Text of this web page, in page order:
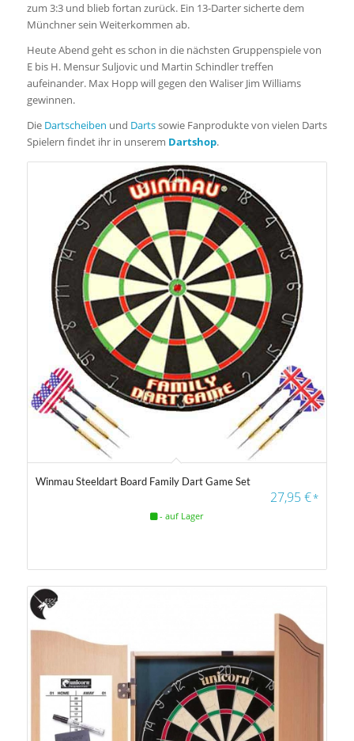
zum 3:3 und blieb fortan zurück. Ein 13-Darter sicherte dem
Münchner sein Weiterkommen ab.
Heute Abend geht es schon in die nächsten Gruppenspiele von
E bis H. Mensur Suljovic und Martin Schindler treffen
aufeinander. Max Hopp will gegen den Waliser Jim Williams
gewinnen.
Die Dartscheiben und Dartssowie Fanprodukte von vielen Darts
Spielern findet ihr in unserem Dartshop.
4.33
Winmau Steeldart Board Family Dart Game Set
27,95€*
- auf Lager